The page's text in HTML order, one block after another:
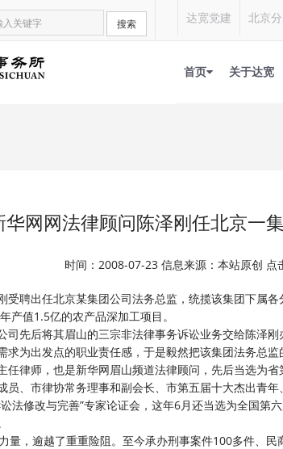
搜索 达宽党建 北京
首页 关于达宽
华网网法律顾问陈泽刚任北京一
时间：2008-07-23 信息来源：本站原创 点
受聘出任北京某集团公司法务总监，统揽该集团下属
产值1.5亿的农产品深加工项目。
司先后将其眉山的三宗非法律事务诉讼业务交给陈泽
求为出发点的职业责任感，于是毅然把该集团法务总监
任律师，也是新华网眉山频道法律顾问，先后当选为
员、市律协常务理事和副会长、市第五届十大杰出青
法修改与完善”专家论证会，这年6月还当选为全国第
量，逾越了重重险阻。至今承办刑事案件100多件、